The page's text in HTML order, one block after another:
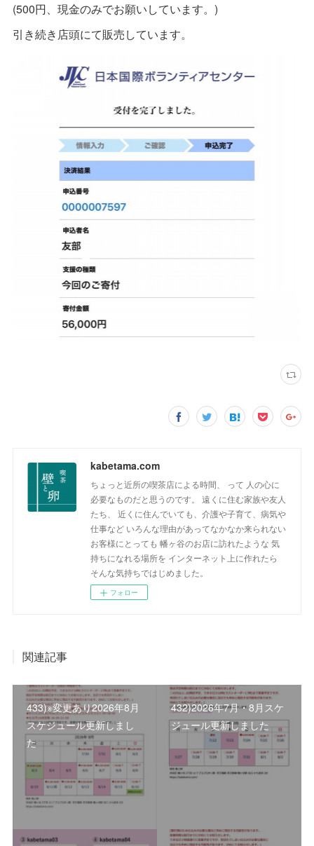
(500円、現金のみでお願いしています。)
引き続き店頭にて販売しています。
kabetama.com
ちょっと近所の喫茶店による時間、 って 人の心に
必要なものだと思うのです。 遠くに住む家族や友人
たち、 近くに住んでいても、介護や子育て、病気や
仕事など いろんな理由があってなかなか来られない
お客様にとっても 幡ヶ谷のお店に訪れたような 気
持ちになれる場所を インターネット上に作れたら
そんな気持ちではじめました。
フォロー
関連記事
433)※変更あり2026年8月
スケジュール更新しまし
た
432)2026年7月・8月スケ
ジュール更新しました